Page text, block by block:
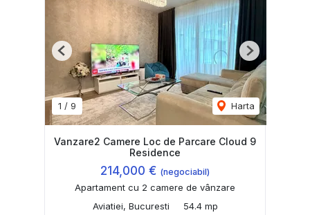
1 / 9 Harta
Previous Next
Vanzare2 Camere Loc de Parcare Cloud 9
Residence
214,000 € (negociabil)
Apartament cu 2 camere de vânzare
Aviatiei, Bucuresti
54.4 mp